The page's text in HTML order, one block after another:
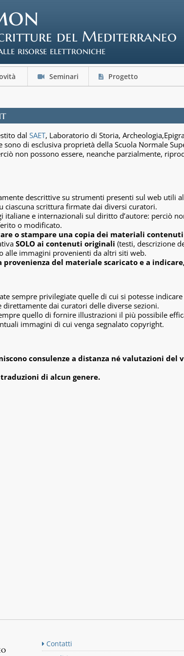
del Mediterraneo
risorse elettroniche
Seminari Progetto
dal SAET, Laboratorio di Storia,
di esclusiva proprietà della Scuola Normale
non possono essere, neanche parzialmente,
descrittive su strumenti presenti sul web utili
ciascuna scrittura firmate dai diversi curatori.
italiane e internazionali sul diritto d’autore: perciò
o modificato.
o stampare una copia dei materiali
SOLO ai contenuti originali (testi, descrizione
alle immagini provenienti da altri siti web.
provenienza del materiale scaricato e a
sempre privilegiate quelle di cui si potesse
dai curatori delle diverse sezioni.
quello di fornire illustrazioni il più possibile
immagini di cui venga segnalato copyright.
consulenze a distanza né valutazioni del
di alcun genere.
Contatti